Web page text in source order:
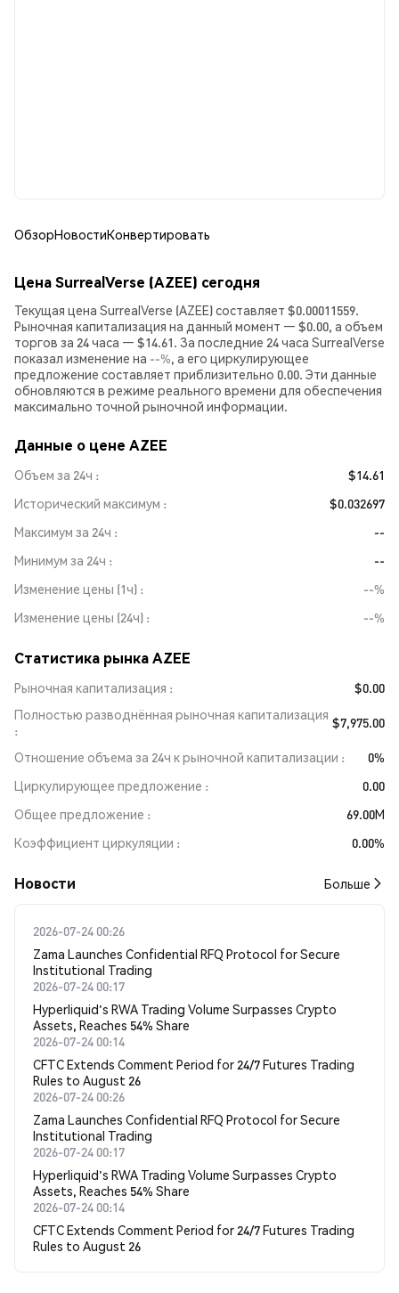
ОбзорНовостиКонвертировать
Цена SurrealVerse (AZEE) сегодня
Текущая цена SurrealVerse (AZEE) составляет $0.00011559.
Рыночная капитализация на данный момент — $0.00, а объем
торгов за 24 часа — $14.61. За последние 24 часа SurrealVerse
показал изменение на --%, а его циркулирующее
предложение составляет приблизительно 0.00. Эти данные
обновляются в режиме реального времени для обеспечения
максимально точной рыночной информации.
Данные о цене AZEE
Объем за 24ч
$14.61
Исторический максимум
$0.032697
Максимум за 24ч
--
Минимум за 24ч
--
Изменение цены (1ч)
--%
Изменение цены (24ч)
--%
Статистика рынка AZEE
Рыночная капитализация
$0.00
Полностью разводнённая рыночная капитализация $7,975.00
Отношение объема за 24ч к рыночной капитализации
0%
Циркулирующее предложение
0.00
Общее предложение
69.00M
Коэффициент циркуляции
0.00%
Новости Больше
2026-07-24 00:26
Zama Launches Confidential RFQ Protocol for Secure
Institutional Trading
2026-07-24 00:17
Hyperliquid's RWA Trading Volume Surpasses Crypto
Assets, Reaches 54% Share
2026-07-24 00:14
CFTC Extends Comment Period for 24/7 Futures Trading
Rules to August 26
2026-07-24 00:26
Zama Launches Confidential RFQ Protocol for Secure
Institutional Trading
2026-07-24 00:17
Hyperliquid's RWA Trading Volume Surpasses Crypto
Assets, Reaches 54% Share
2026-07-24 00:14
CFTC Extends Comment Period for 24/7 Futures Trading
Rules to August 26